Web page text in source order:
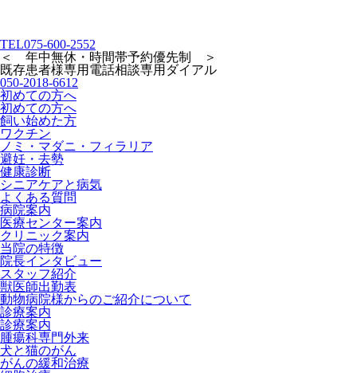
TEL075-600-2552
＜ 年中無休・時間帯予約優先制 ＞
既存患者様専用 電話相談専用ダイアル
050-2018-6612
初めての方へ
初めての方へ
飼い始めた方
ワクチン
ノミ・マダニ・フィラリア
避妊・去勢
健康診断
シニアケアと病気
よくある質問
病院案内
医療センター案内
クリニック案内
当院の特徴
院長インタビュー
スタッフ紹介
獣医師出勤表
動物病院様からのご紹介について
診療案内
診療案内
腫瘍科専門外来
犬と猫のがん
がんの緩和治療